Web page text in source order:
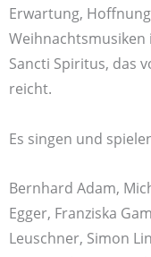
Erwartung,
Sancti Spiritus, das
reicht.
Es singen und
Bernhard Adam,
Egger, Franziska
Leuschner, Simon